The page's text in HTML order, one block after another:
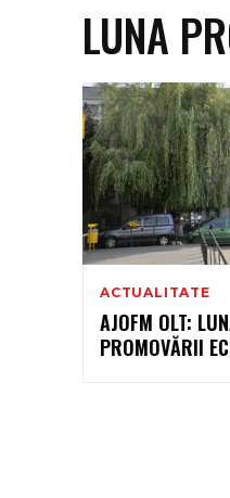
LUNA
ACTUALITATE
AJOFM OLT:
PROMOVĂRII